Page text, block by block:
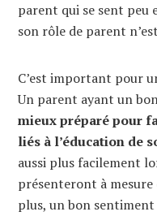
parent qui se sent peu
son rôle de parent
C’est important pour
Un parent ayant un
mieux préparé pour
liés à l’éducation de
aussi plus facilement
présenteront à
plus, un bon